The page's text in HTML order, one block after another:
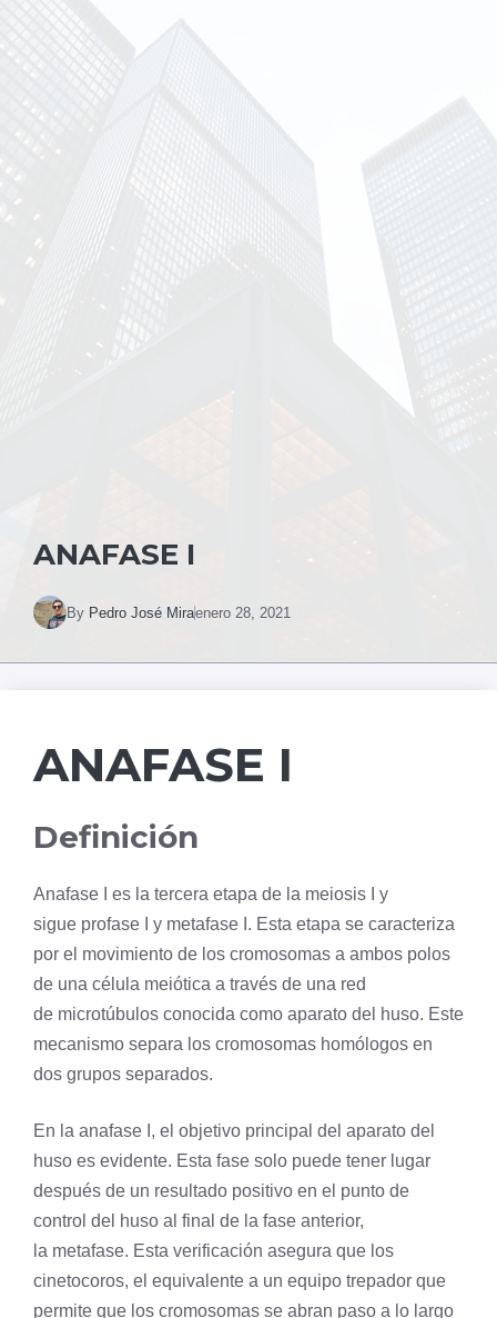
ANAFASE I
By Pedro José Miraenero 28, 2021
ANAFASE I
Definición
Anafase I es la tercera etapa de la meiosis I y
sigue profase I y metafase I . Esta etapa se caracteriza
por el movimiento de los cromosomas a ambos polos
de una célula meiótica a través de una red
de microtúbulos conocida como aparato del huso. Este
mecanismo separa los cromosomas homólogos en
dos grupos separados.
En la anafase I, el objetivo principal del aparato del
huso es evidente. Esta fase solo puede tener lugar
después de un resultado positivo en el punto de
control del huso al final de la fase anterior,
la metafase. Esta verificación asegura que los
cinetocoros, el equivalente a un equipo trepador que
permite que los cromosomas se abran paso a lo largo